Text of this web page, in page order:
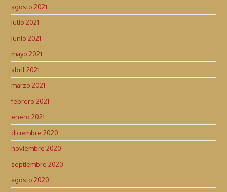
agosto 2021
julio 2021
junio 2021
mayo 2021
abril 2021
marzo 2021
febrero 2021
enero 2021
diciembre 2020
noviembre 2020
septiembre 2020
agosto 2020